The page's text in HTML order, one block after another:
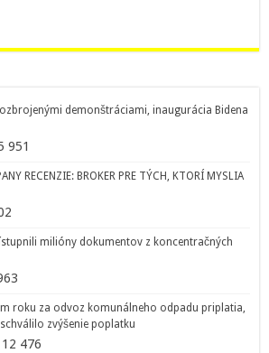
demonštráciami, inaugurácia Bidena
951
RECENZIE: BROKER PRE TÝCH, KTORÍ MYSLIA
milióny dokumentov z koncentračných
roku za odvoz komunálneho odpadu priplatia,
zvýšenie poplatku
12 476